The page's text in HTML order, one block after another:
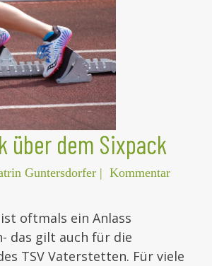
über dem Sixpack
Guntersdorfer | Kommentar
ist oftmals ein Anlass
das gilt auch für die
TSV Vaterstetten. Für viele